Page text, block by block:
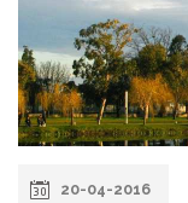
20-04-2016